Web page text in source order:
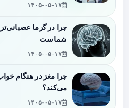
۱۴۰۵-۰۵-۱۷
چرا در گرما
شماست
۱۴۰۵-۰۵-۱۷
چرا مغز در هنگام
می‌کند؟
۱۴۰۵-۰۵-۱۷